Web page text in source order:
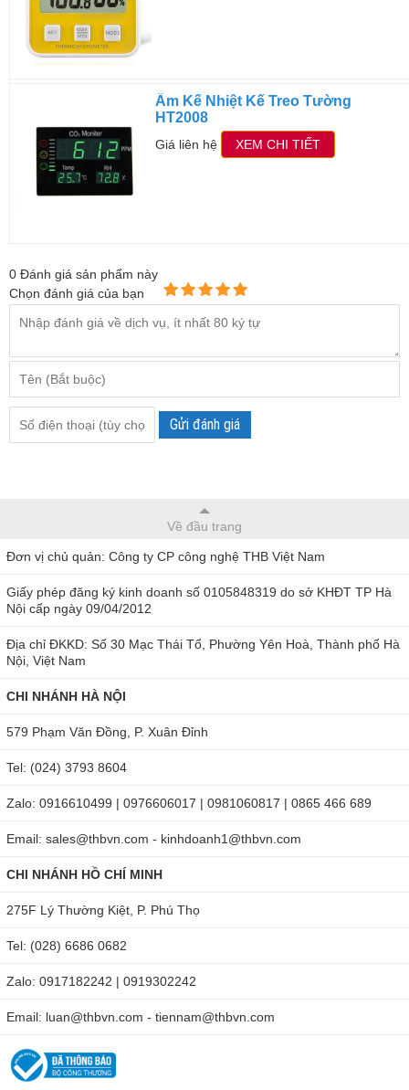
Ẩm Kế Nhiệt Kế Treo Tường
HT2008
Giá liên hệ XEM CHI TIẾT
0 Đánh giá sản phẩm này
Chọn đánh giá của bạn
Gửi đánh giá
Về đầu trang
Đơn vị chủ quản: Công ty CP công nghệ THB Việt Nam
Giấy phép đăng ký kinh doanh số 0105848319 do sở KHĐT TP Hà
Nội cấp ngày 09/04/2012
Địa chỉ ĐKKD: Số 30 Mạc Thái Tổ, Phường Yên Hoà, Thành phố Hà
Nội, Việt Nam
CHI NHÁNH HÀ NỘI
579 Phạm Văn Đồng, P. Xuân Đỉnh
Tel: (024) 3793 8604
Zalo: 0916610499 | 0976606017 | 0981060817 | 0865 466 689
Email: sales@thbvn.com - kinhdoanh1@thbvn.com
CHI NHÁNH HỒ CHÍ MINH
275F Lý Thường Kiệt, P. Phú Thọ
Tel: (028) 6686 0682
Zalo: 0917182242 | 0919302242
Email: luan@thbvn.com - tiennam@thbvn.com